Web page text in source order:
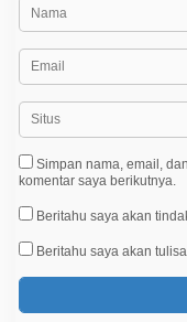
Simpan nama, email,
komentar saya berikutnya.
Beritahu saya akan
Beritahu saya akan